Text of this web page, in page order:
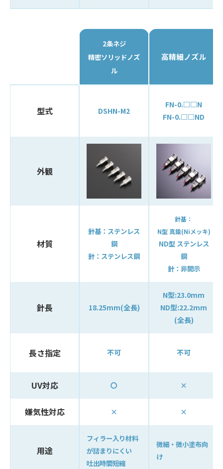
2条ネジ
精密ソリッドノズ
ル
高精細ノズル
型式 DSHN-M2
FN-0.□□N
FN-0.□□ND
外観
材質
針基：ステンレス
鋼
針：ステンレス鋼
針基：
N型 真鍮(Niメッキ)
ND型 ステンレス
鋼
針：非開示
針長 18.25mm(全長)
N型:23.0mm
ND型:22.2mm
(全長)
長さ指定 不可 不可
UV対応 〇 ×
嫌気性対応 × ×
用途
フィラー入り材料
が詰まりにくい
吐出時間短縮
微細・微小塗布向
け